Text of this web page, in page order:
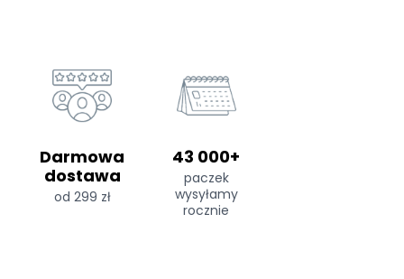
Darmowa
dostawa
od 299 zł
43 000+
paczek
wysyłamy
rocznie